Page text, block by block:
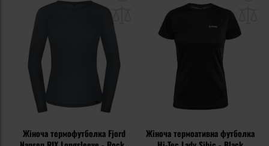
списку
уподобань
Жіноча термофутболка Fjord
Жіноча термоативна футболка